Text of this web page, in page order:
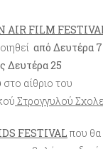
AIR FILM
από Δευτέρα 7
Δευτέρα 25
στο αίθριο του
Στρογγυλού
FESTIVAL που θα